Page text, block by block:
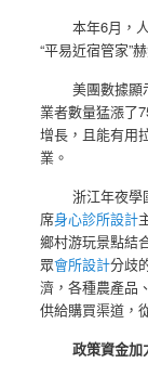
本年6月，
“平易近宿管家”
美團數據顯
業者數量猛漲了
增長，且能有用
業。
浙江年夜學
席身心診所設計
鄉村游玩景點結
眾會所設計分歧
濟，各種農產品
供給購買渠道，
政策資金加